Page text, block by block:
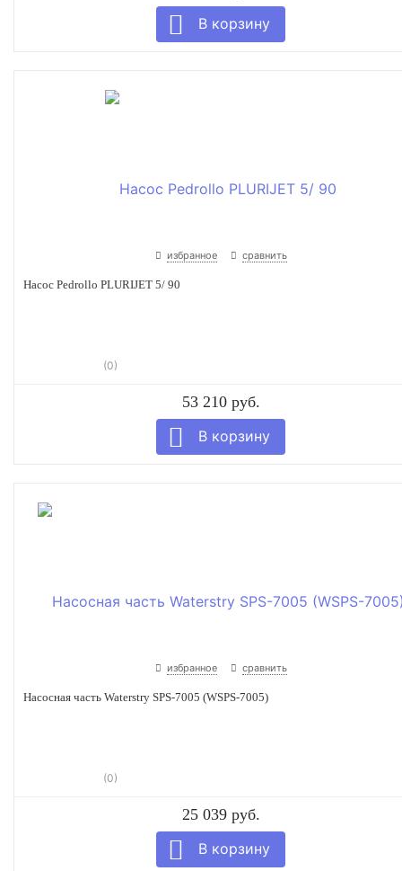
избранное сравнить
Насос Pedrollo PLURIJET 5/ 90
(0)
53 210 руб.
избранное сравнить
Насосная часть Waterstry SPS-7005 (WSPS-7005)
(0)
25 039 руб.